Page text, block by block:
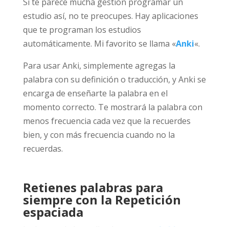
estudio así, no te preocupes. Hay aplicaciones
que te programan los estudios
automáticamente. Mi favorito se llama «Anki«.
Para usar Anki, simplemente agregas la
palabra con su definición o traducción, y Anki se
encarga de enseñarte la palabra en el
momento correcto. Te mostrará la palabra con
menos frecuencia cada vez que la recuerdes
bien, y con más frecuencia cuando no la
recuerdas.
Retienes palabras para
siempre con la Repetición
espaciada